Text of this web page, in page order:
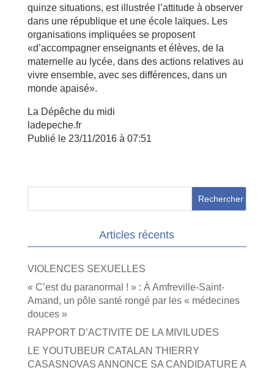
quinze situations, est illustrée l’attitude à observer
dans une république et une école laïques. Les
organisations impliquées se proposent
«d’accompagner enseignants et élèves, de la
maternelle au lycée, dans des actions relatives au
vivre ensemble, avec ses différences, dans un
monde apaisé».
La Dépêche du midi
ladepeche.fr
Publié le 23/11/2016 à 07:51
Articles récents
VIOLENCES SEXUELLES
« C’est du paranormal ! » : À Amfreville-Saint-
Amand, un pôle santé rongé par les « médecines
douces »
RAPPORT D’ACTIVITE DE LA MIVILUDES
LE YOUTUBEUR CATALAN THIERRY
CASASNOVAS ANNONCE SA CANDIDATURE A